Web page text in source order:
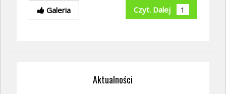
Galeria Czyt. Dalej 1
Aktualności